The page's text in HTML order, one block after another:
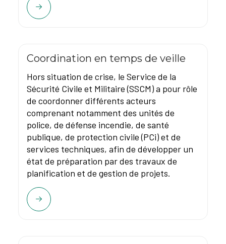
Coordination en temps de veille
Hors situation de crise, le Service de la
Sécurité Civile et Militaire (SSCM) a pour rôle
de coordonner différents acteurs
comprenant notamment des unités de
police, de défense incendie, de santé
publique, de protection civile (PCi) et de
services techniques, afin de développer un
état de préparation par des travaux de
planification et de gestion de projets.